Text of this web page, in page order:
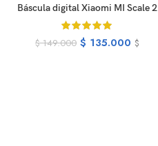
READ MORE
Báscula digital Xiaomi MI Scale 2
$149.000 $ 135.000 $